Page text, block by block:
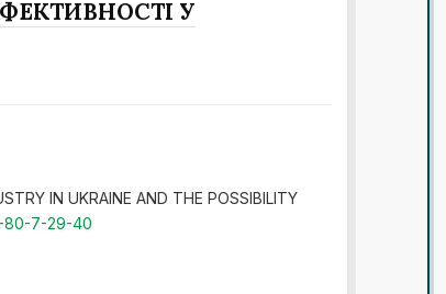
У
IN UKRAINE AND THE POSSIBILITY
80-7-29-40